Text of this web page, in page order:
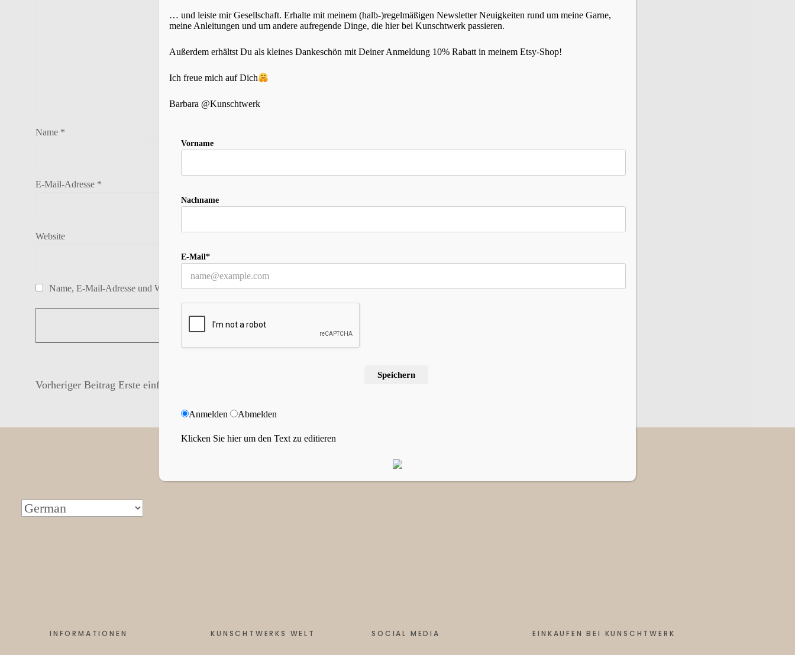
Name *
E-Mail-Adresse *
Website
Name, E-Mail-Adresse und Website in diesem Browser für meinen nächsten Kommentar speichern.
Vorheriger Beitrag Erste einfaches Fair-Isle-Muster stricken
INFORMATIONEN KUNSCHTWERKS WELT SOCIAL MEDIA EINKAUFEN BEI KUNSCHTWERK
… und leiste mir Gesellschaft. Erhalte mit meinem (halb-)regelmäßigen Newsletter Neuigkeiten rund um meine Garne,
meine Anleitungen und um andere aufregende Dinge, die hier bei Kunschtwerk passieren.
Außerdem erhältst Du als kleines Dankeschön mit Deiner Anmeldung 10% Rabatt in meinem Etsy-Shop!
Ich freue mich auf Dich
Barbara @Kunschtwerk
Vorname
Nachname
E-Mail*
Speichern
Anmelden Abmelden
Klicken Sie hier um den Text zu editieren